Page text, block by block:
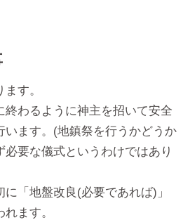
す。
終わるように神主を招いて安全
います。(地鎮祭を行うかどうか
要な儀式というわけではあり
「地盤改良(必要であれば)」
ます。